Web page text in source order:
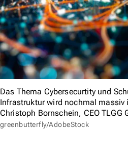
Das Thema Cybersecurtity und
Infrastruktur wird nochmal massiv
Christoph Bornschein, CEO TLGG
greenbutterfly/AdobeStock